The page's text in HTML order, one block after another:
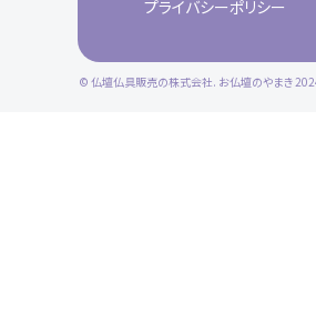
プライバシーポリシー
© 仏壇仏具販売の株式会社. お仏壇のやまき